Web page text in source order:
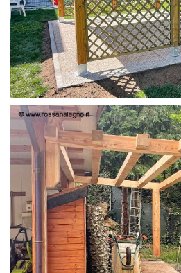
PERGOLA 4X3